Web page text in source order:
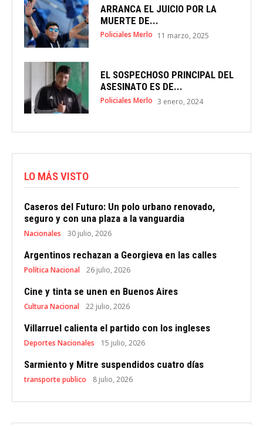
ARRANCA EL JUICIO POR LA
MUERTE DE...
Policiales Merlo 11 marzo, 2025
EL SOSPECHOSO PRINCIPAL DEL
ASESINATO ES DE...
Policiales Merlo 3 enero, 2024
LO MÁS VISTO
Caseros del Futuro: Un polo urbano renovado,
seguro y con una plaza a la vanguardia
Nacionales 30 julio, 2026
Argentinos rechazan a Georgieva en las calles
Política Nacional 26 julio, 2026
Cine y tinta se unen en Buenos Aires
Cultura Nacional 22 julio, 2026
Villarruel calienta el partido con los ingleses
Deportes Nacionales 15 julio, 2026
Sarmiento y Mitre suspendidos cuatro días
transporte publico 8 julio, 2026